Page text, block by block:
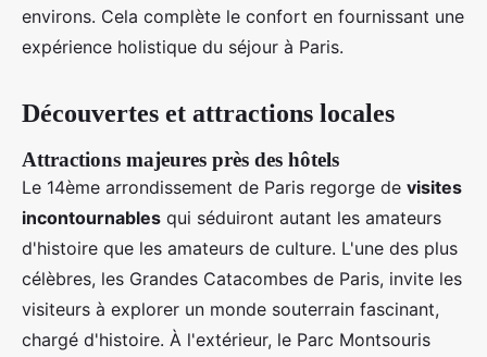
environs. Cela complète le confort en fournissant une
expérience holistique du séjour à Paris.
Découvertes et attractions locales
Attractions majeures près des hôtels
Le 14ème arrondissement de Paris regorge de visites
incontournables qui séduiront autant les amateurs
d'histoire que les amateurs de culture. L'une des plus
célèbres, les Grandes Catacombes de Paris, invite les
visiteurs à explorer un monde souterrain fascinant,
chargé d'histoire. À l'extérieur, le Parc Montsouris